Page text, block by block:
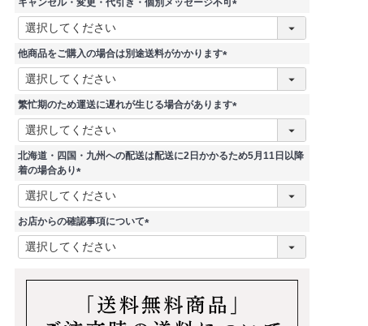
キャンセル・変更・代引き・個別メッセージ不可
(
他商品をご購入の場合は別途送料がかかります
(
須
繁忙期のため運送に遅れが生じる場合があります
(
須
北海道・四国・九州への配送は配送に2日かかるため5月11日以降
着の場合あり
(
必
須
お店からの確認事項について
(
)